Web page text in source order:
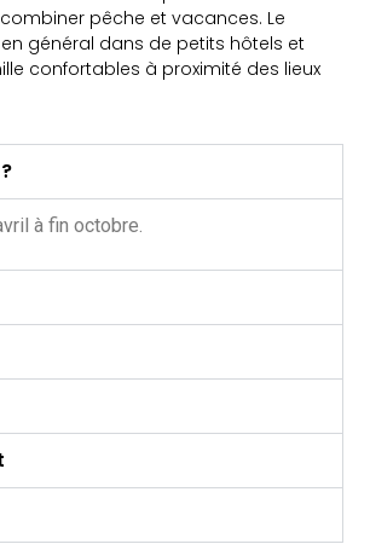
combiner pêche et vacances. Le
général dans de petits hôtels et
confortables à proximité des lieux
à fin octobre.